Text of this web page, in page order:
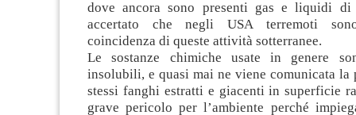
dove ancora sono presenti gas e liquidi di
accertato che negli USA terremoti
coincidenza di queste attività sotterranee.
Le sostanze chimiche usate in genere
insolubili, e quasi mai ne viene comunicata la
stessi fanghi estratti e giacenti in superficie
grave pericolo per l’ambiente perché